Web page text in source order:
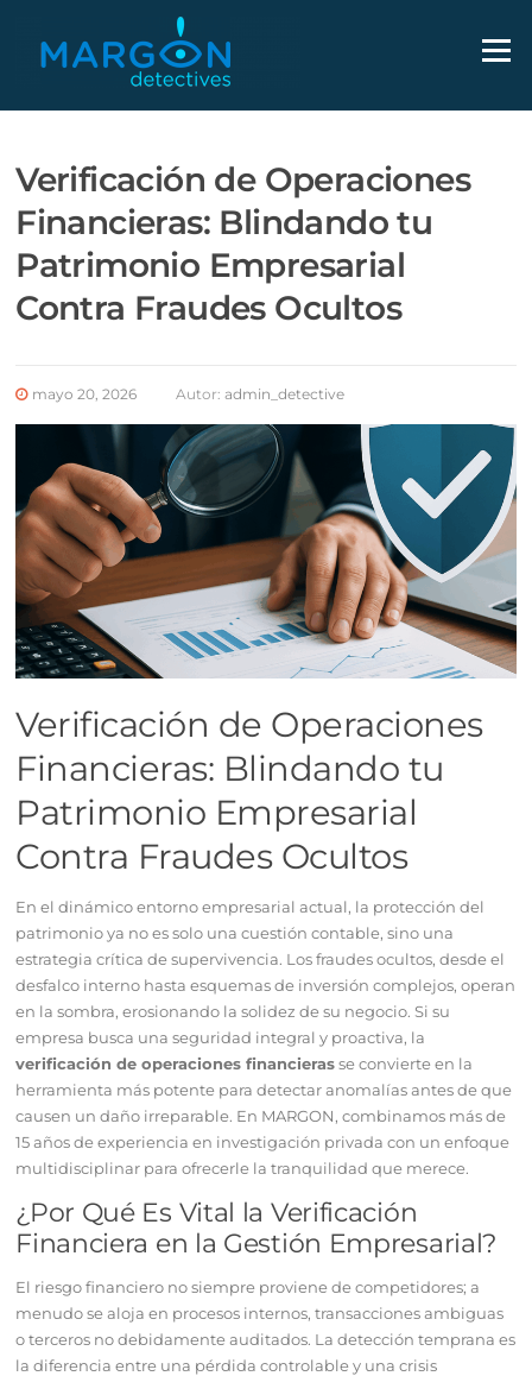
contenido
Menú
EL BLOG
Verificación de Operaciones
Financieras: Blindando tu
Patrimonio Empresarial
Contra Fraudes Ocultos
mayo 20, 2026 Autor:admin_detective
Verificación de Operaciones
Financieras: Blindando tu
Patrimonio Empresarial
Contra Fraudes Ocultos
En el dinámico entorno empresarial actual, la protección del
patrimonio ya no es solo una cuestión contable, sino una
estrategia crítica de supervivencia. Los fraudes ocultos, desde el
desfalco interno hasta esquemas de inversión complejos, operan
en la sombra, erosionando la solidez de su negocio. Si su
empresa busca una seguridad integral y proactiva, la
verificación de operaciones financierasse convierte en la
herramienta más potente para detectar anomalías antes de que
causen un daño irreparable. En MARGON, combinamos más de
15 años de experiencia en investigación privada con un enfoque
multidisciplinar para ofrecerle la tranquilidad que merece.
¿Por Qué Es Vital la Verificación
Financiera en la Gestión Empresarial?
El riesgo financiero no siempre proviene de competidores; a
menudo se aloja en procesos internos, transacciones ambiguas
o terceros no debidamente auditados. La detección temprana es
la diferencia entre una pérdida controlable y una crisis